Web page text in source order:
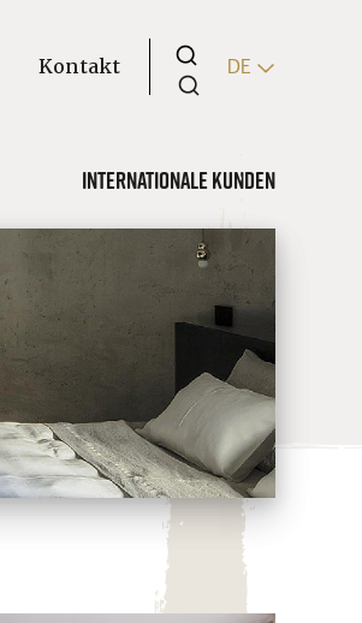
Kontakt DE
Internationale Kunden